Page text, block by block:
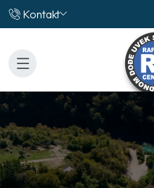
Kontakt